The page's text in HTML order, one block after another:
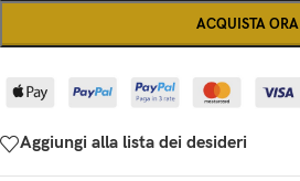
ACQUISTA ORA
Aggiungi alla lista dei desideri